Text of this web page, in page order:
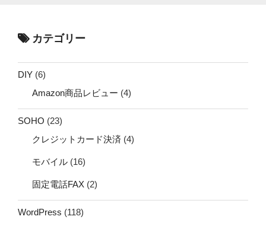
カテゴリー
DIY (6)
Amazon商品レビュー (4)
SOHO (23)
クレジットカード決済 (4)
モバイル (16)
固定電話FAX (2)
WordPress (118)